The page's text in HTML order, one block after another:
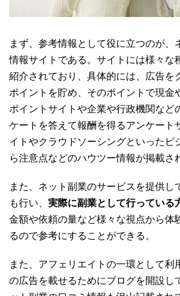
まず、参考情報として役に立つのが、
情報サイトである。サイトには様々な
紹介されており、具体的には、広告を
ポイントを貯め、そのポイントで現金
ポイントサイトや企業や行政機関など
ケートを答えて報酬を得るアンケート
イトやクラウドソーシングといったビ
ら注意点などのハウツー情報が掲載さ
また、ネット副業のサービスを提供し
も行い、 実際に副業として行っている
金額や依頼の量など様々な視点から体
るので参考にすることができる。
また、アフェリエイトの一環として利
の広告を載せるためにブログを開設し